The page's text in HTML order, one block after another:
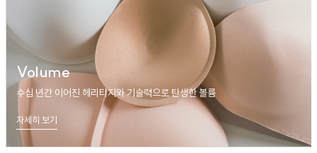
Volume
수십 년간 이어진 헤리티지와 기술력으로 탄생한 볼륨
자세히 보기